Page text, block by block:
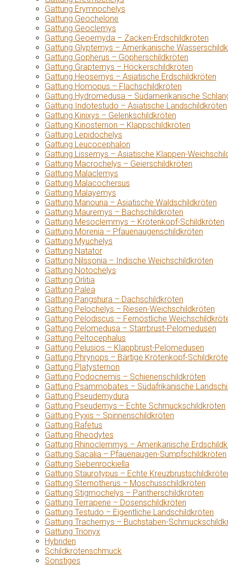
Gattung Erymnochelys
Gattung Geochelone
Gattung Geoclemys
Gattung Geoemyda – Zacken-Erdschildkröten
Gattung Glyptemys – Amerikanische
Gattung Gopherus – Gopherschildkröten
Gattung Graptemys – Höckerschildkröten
Gattung Heosemys – Asiatische Erdschildkröten
Gattung Homopus – Flachschildkröten
Gattung Hydromedusa – Südamerikanische
Gattung Indotestudo – Asiatische Landschildkröten
Gattung Kinixys – Gelenkschildkröten
Gattung Kinosternon – Klappschildkröten
Gattung Lepidochelys
Gattung Leucocephalon
Gattung Lissemys – Asiatische Klappen-
Gattung Macrochelys – Geierschildkröten
Gattung Malaclemys
Gattung Malacochersus
Gattung Malayemys
Gattung Manouria – Asiatische Waldschildkröten
Gattung Mauremys – Bachschildkröten
Gattung Mesoclemmys – Krötenkopf-Schildkröten
Gattung Morenia – Pfauenaugenschildkröten
Gattung Myuchelys
Gattung Natator
Gattung Nilssonia – Indische Weichschildkröten
Gattung Notochelys
Gattung Orlitia
Gattung Palea
Gattung Pangshura – Dachschildkröten
Gattung Pelochelys – Riesen-Weichschildkröten
Gattung Pelodiscus – Fernöstliche
Gattung Pelomedusa – Starrbrust-Pelomedusen
Gattung Peltocephalus
Gattung Pelusios – Klappbrust-Pelomedusen
Gattung Phrynops – Bärtige Krötenkopf-
Gattung Platysternon
Gattung Podocnemis – Schienenschildkröten
Gattung Psammobates – Südafrikanische
Gattung Pseudemydura
Gattung Pseudemys – Echte Schmuckschildkröten
Gattung Pyxis – Spinnenschildkröten
Gattung Rafetus
Gattung Rheodytes
Gattung Rhinoclemmys – Amerikanische
Gattung Sacalia – Pfauenaugen-Sumpfschildkröten
Gattung Siebenrockiella
Gattung Staurotypus – Echte
Gattung Sternotherus – Moschusschildkröten
Gattung Stigmochelys – Pantherschildkröten
Gattung Terrapene – Dosenschildkröten
Gattung Testudo – Eigentliche Landschildkröten
Gattung Trachemys – Buchstaben-
Gattung Trionyx
Hybriden
Schildkrötenschmuck
Sonstiges